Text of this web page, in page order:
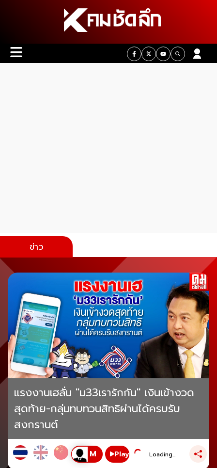
ข่าว
แรงงานเฮลั่น "ม33เรารักกัน" เงินเข้างวด
สุดท้าย-กลุ่มทบทวนสิทธิผ่านได้ครบรับ
สงกรานต์
Play Loading...